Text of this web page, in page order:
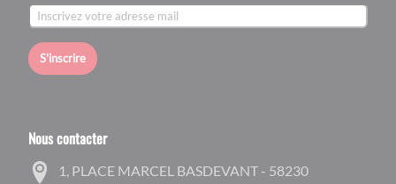
S'inscrire
Nous contacter
1, PLACE MARCEL BASDEVANT - 58230